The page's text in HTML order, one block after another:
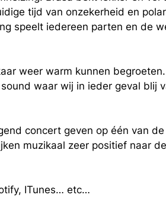
tijd van onzekerheid en
speelt iedereen parten en de
weer warm kunnen
waar wij in ieder geval blij
concert geven op één van
muzikaal zeer positief naar
ITunes… etc…